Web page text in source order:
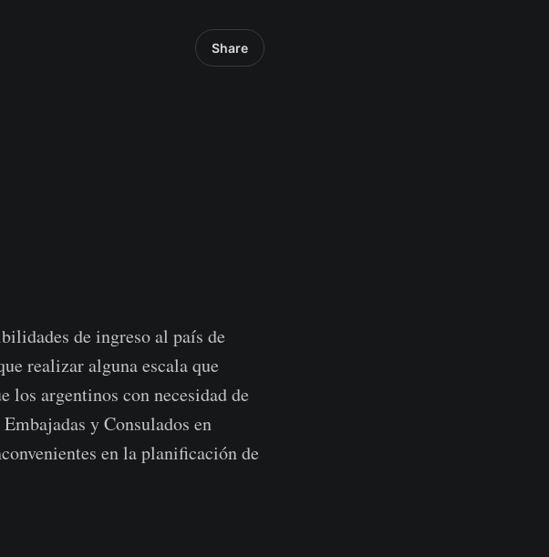
Share
de ingreso al país de
realizar alguna escala que
los argentinos con necesidad de
y Consulados en
en la planificación de